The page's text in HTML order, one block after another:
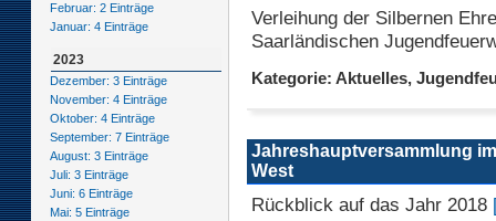
Februar: 2 Einträge
Januar: 4 Einträge
2023
Dezember: 3 Einträge
November: 4 Einträge
Oktober: 4 Einträge
September: 7 Einträge
August: 3 Einträge
Juli: 3 Einträge
Juni: 6 Einträge
Mai: 5 Einträge
Verleihung der Silbernen
Saarländischen
Kategorie: Aktuelles,
Jahreshauptversammlung
West
Rückblick auf das Jahr 2018